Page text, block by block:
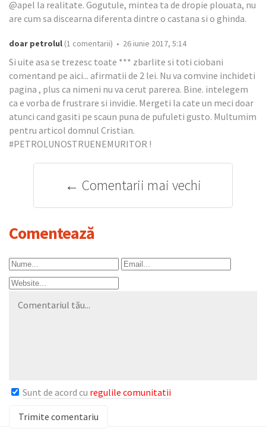
@apel la realitate. Gogutule, mintea ta de dropie plouata, nu
are cum sa discearna diferenta dintre o castana si o ghinda.
doar petrolul (1 comentarii) • 26 iunie 2017, 5:14
Si uite asa se trezesc toate *** zbarlite si toti ciobani
comentand pe aici... afirmatii de 2 lei. Nu va comvine inchideti
pagina , plus ca nimeni nu va cerut parerea. Bine. intelegem
ca e vorba de frustrare si invidie. Mergeti la cate un meci doar
atunci cand gasiti pe scaun puna de pufuleti gusto. Multumim
pentru articol domnul Cristian.
#PETROLUNOSTRUENEMURITOR !
← Comentarii mai vechi
Comentează
Sunt de acord cu regulile comunitatii